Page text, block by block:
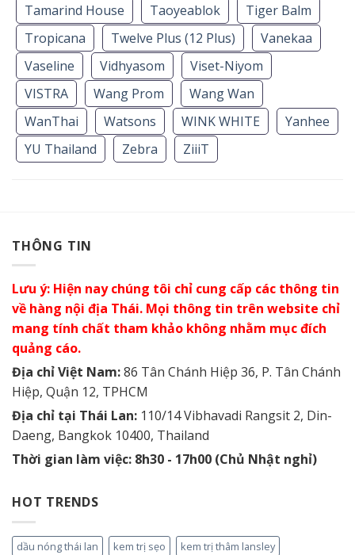
Tamarind House
Taoyeablok
Tiger Balm
Tropicana
Twelve Plus (12 Plus)
Vanekaa
Vaseline
Vidhyasom
Viset-Niyom
VISTRA
Wang Prom
Wang Wan
WanThai
Watsons WINK WHITE
Yanhee
YU Thailand
Zebra ZiiiT
THÔNG TIN
Lưu ý: Hiện nay chúng tôi chỉ cung cấp các thông tin
về hàng nội địa Thái. Mọi thông tin trên website chỉ
mang tính chất tham khảo không nhằm mục đích
quảng cáo.
Địa chỉ Việt Nam:86 Tân Chánh Hiệp 36, P. Tân Chánh
Hiệp, Quận 12, TPHCM
Địa chỉ tại Thái Lan: 110/14 Vibhavadi Rangsit 2, Din-
Daeng, Bangkok 10400, Thailand
Thời gian làm việc: 8h30 - 17h00 (Chủ Nhật nghỉ)
HOT TRENDS
dầu nóng thái lan kem trị sẹo
kem trị thâm lansley